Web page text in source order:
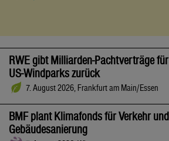
RWE gibt Milliarden-Pachtverträge für
US-Windparks zurück
7. August 2026, Frankfurt am Main/Essen
BMF plant Klimafonds für Verkehr und
Gebäudesanierung